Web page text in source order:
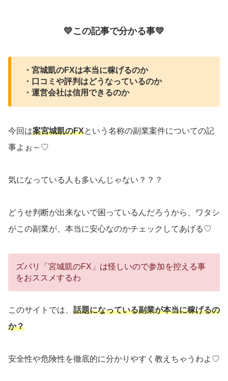
💛この記事で分かる事💛
・宮城凱のFXは本当に稼げるのか
・口コミや評判はどうなっているのか
・運営会社は信用できるのか
今回は案宮城凱のFXという名称の副業案件についての記
事よぉ～♡
気になっている人も多いんじゃない？？？
どうせ判断が出来ないで困っているんだろうから、ワタシ
がこの副業が、本当に安心なのかチェックしてあげる♡
ズバリ「宮城凱のFX」は怪しいので参加を控える事
をおススメするわ
このサイトでは、 話題になっている副業が本当に稼げるの
か？
安全性や危険性を徹底的に分かりやすく教えちゃうわよ♡